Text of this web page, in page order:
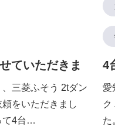
ていただきま
三菱ふそう 2tダン
をいただきまし
て4台…
4
愛
ク
た